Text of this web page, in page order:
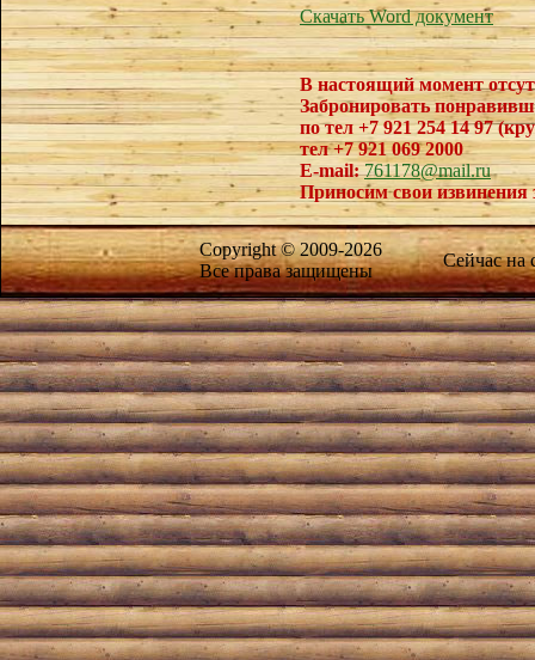
Скачать Word документ
В настоящий момент
Забронировать
по тел +7 921 254 14 97
тел +7 921 069 2000
E-mail:761178@mail.ru
Приносим свои извинения
Copyright © 2009-2026
Все права защищены
Сейчас на